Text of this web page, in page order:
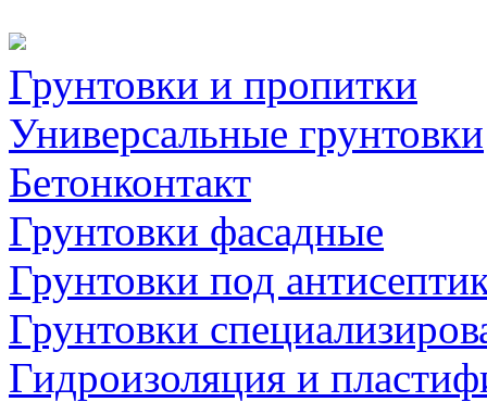
Грунтовки и пропитки
Универсальные грунтовки
Бетонконтакт
Грунтовки фасадные
Грунтовки под
Грунтовки
Гидроизоляция и